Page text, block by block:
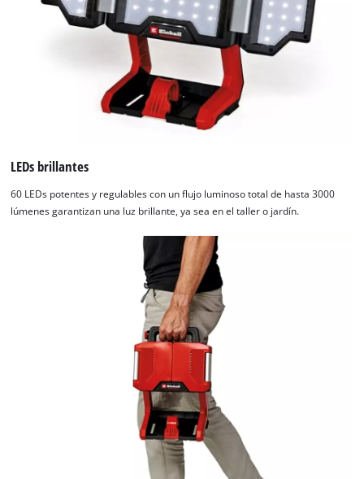
LEDs brillantes
60 LEDs potentes y regulables con un flujo luminoso total de hasta 3000
lúmenes garantizan una luz brillante, ya sea en el taller o jardín.